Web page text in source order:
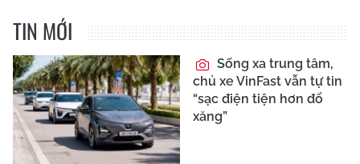
TIN MỚI
Sống xa trung tâm,
chủ xe VinFast vẫn tự tin
“sạc điện tiện hơn đổ
xăng”